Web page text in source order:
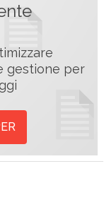
gestione per